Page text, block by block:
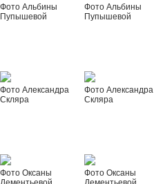
Фото Альбины
Пупышевой
Фото Альбины
Пупышевой
Фото Александра
Скляра
Фото Александра
Скляра
Фото Оксаны
Фото Оксаны